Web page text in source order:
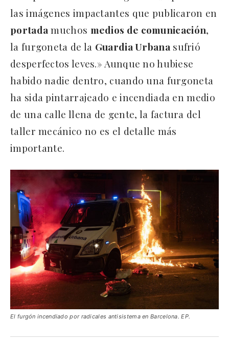
las imágenes impactantes que publicaron en
portadamuchos medios de comunicación,
la furgoneta de la Guardia Urbanasufrió
desperfectos leves.» Aunque no hubiese
habido nadie dentro, cuando una furgoneta
ha sida pintarrajeado e incendiada en medio
de una calle llena de gente, la factura del
taller mecánico no es el detalle más
importante.
El furgón incendiado por radicales antisistema en Barcelona. EP.